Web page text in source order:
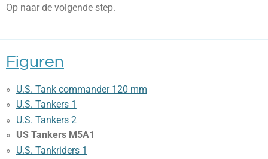
Op naar de volgende step.
Figuren
U.S. Tank commander 120 mm
U.S. Tankers 1
U.S. Tankers 2
US Tankers M5A1
U.S. Tankriders 1